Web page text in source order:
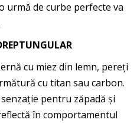
urmă de curbe perfecte va
cu miez din lemn, pereți
cu titan sau carbon.
pentru zăpadă și
în comportamentul